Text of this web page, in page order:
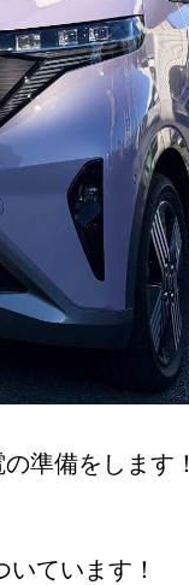
準備をします！
いています！